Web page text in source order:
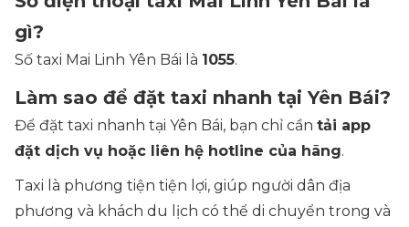
gì?
Số taxi Mai Linh Yên Bái là 1055.
Làm sao để đặt taxi nhanh tại Yên Bái?
Để đặt taxi nhanh tại Yên Bái, bạn chỉ cần tải app
đặt dịch vụ hoặc liên hệ hotline của hãng.
Taxi là phương tiện tiện lợi, giúp người dân địa
phương và khách du lịch có thể di chuyển trong và